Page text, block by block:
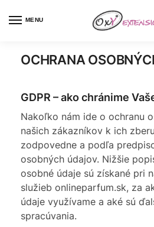
MENU
OCHRANA
GDPR – ako chránime
Nakoľko nám ide o ochranu
našich zákazníkov k ich
zodpovedne a podľa
osobných údajov. Nižšie
osobné údaje sú získané pri
služieb onlineparfum.sk, za
údaje využívame a aké sú
spracúvania.